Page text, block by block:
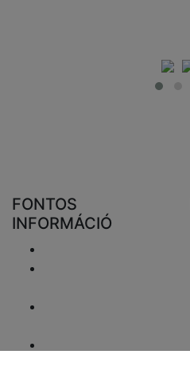
FONTOS
INFORMÁCIÓ